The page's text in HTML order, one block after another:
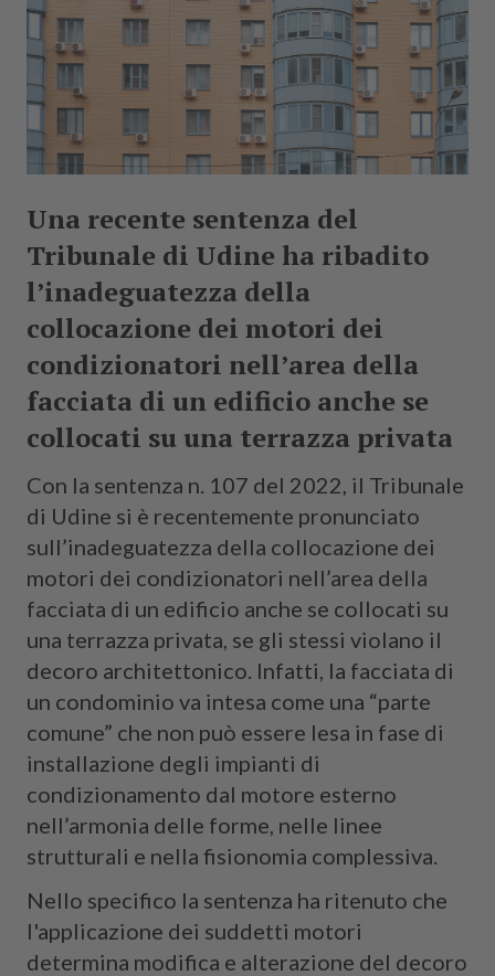
Una recente sentenza del
Tribunale di Udine ha ribadito
l’inadeguatezza della
collocazione dei motori dei
condizionatori nell’area della
facciata di un edificio anche se
collocati su una terrazza privata
Con la sentenza n. 107 del 2022, il Tribunale
di Udine si è recentemente pronunciato
sull’inadeguatezza della collocazione dei
motori dei condizionatori nell’area della
facciata di un edificio anche se collocati su
una terrazza privata, se gli stessi violano il
decoro architettonico. Infatti, la facciata di
un condominio va intesa come una “parte
comune” che non può essere lesa in fase di
installazione degli impianti di
condizionamento dal motore esterno
nell’armonia delle forme, nelle linee
strutturali e nella fisionomia complessiva.
Nello specifico la sentenza ha ritenuto che
l'applicazione dei suddetti motori
determina modifica e alterazione del decoro